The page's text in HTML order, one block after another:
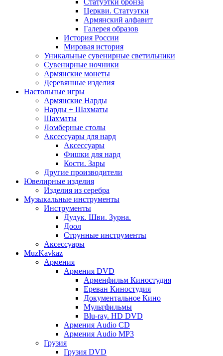
Статуэтки бронза
Церкви. Статуэтки
Армянский алфавит
Галерея образов
История России
Мировая история
Уникальные сувенирные светильники
Сувенирные ночники
Армянские монеты
Деревянные изделия
Настольные игры
Армянские Нарды
Нарды + Шахматы
Шахматы
Ломберные столы
Аксессуары для нард
Аксессуары
Фишки для нард
Кости. Зары
Другие производители
Ювелирные изделия
Изделия из серебра
Музыкальные инструменты
Инструменты
Дудук. Шви. Зурна.
Доол
Струнные инструменты
Аксессуары
MuzKavkaz
Армения
Армения DVD
Арменфильм Киностудия
Ереван Киностудия
Документальное Кино
Мультфильмы
Blu-ray. HD DVD
Армения Audio CD
Армения Audio MP3
Грузия
Грузия DVD